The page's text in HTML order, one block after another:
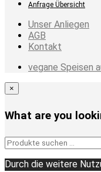
Anfrage Übersicht
Unser Anliegen
AGB
Kontakt
vegane Speisen
×
What are you
Suchen
nach:
Durch die weitere